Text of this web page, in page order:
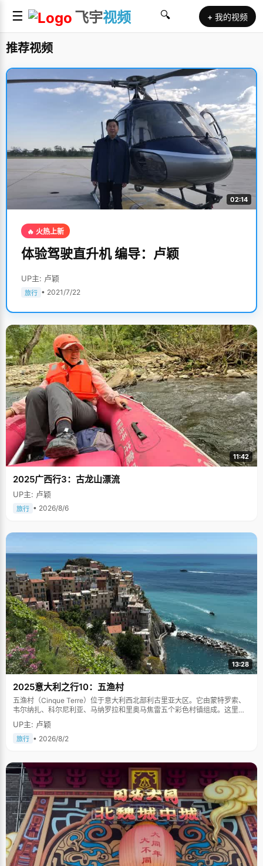
☰ 飞宇视频 🔍 + 我的视频
推荐视频
02:14
🔥 火热上新
体验驾驶直升机 编导：卢颖
UP主: 卢颖
旅行 • 2021/7/22
11:42
2025广西行3：古龙山漂流
UP主: 卢颖
旅行 • 2026/8/6
13:28
2025意大利之行10：五渔村
五渔村（Cinque Terre）位于意大利西北部利古里亚大区。它由蒙特罗索、
韦尔纳扎、科尔尼利亚、马纳罗拉和里奥马焦雷五个彩色村镇组成。这里依
山傍海，房屋色彩斑斓，1997年被列为世界文化遗产。
UP主: 卢颖
旅行 • 2026/8/2